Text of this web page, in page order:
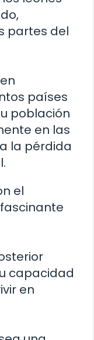
partes del
países
población
en las
la pérdida
el
capacidad
en